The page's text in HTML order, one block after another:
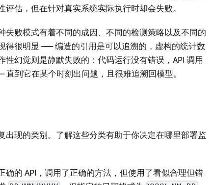
估，但在针对真实系统实际执行时却会失败。
失败模式有着不同的成因、不同的检测策略以及不同的
得很明显 —— 编造的引用是可以追溯的，虚构的统计数
性幻觉则是静默失败的：代码运行没有错误，API 调用
到它在某个时刻出问题，且很难追溯回模型。
出现的类别。了解这些分类有助于你决定在哪里部署监
确的 API，调用了正确的方法，但使用了看似合理但错